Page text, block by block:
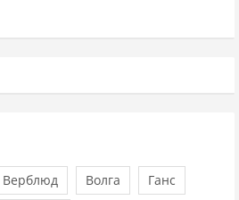
Верблюд Волга
Ганс